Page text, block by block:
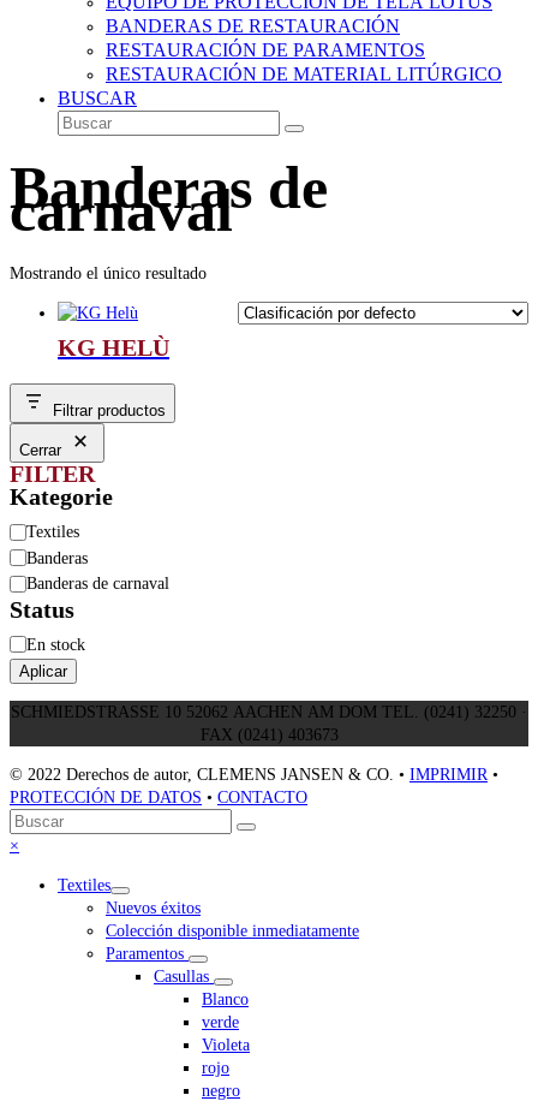
BANDERAS DE RESTAURACIÓN
RESTAURACIÓN DE PARAMENTOS
RESTAURACIÓN DE MATERIAL LITÚRGICO
BUSCAR
Buscar
Enviar
Banderas de
carnaval
Mostrando el único resultado
KG HELÙ
Filtrar productos
Cerrar
FILTER
Kategorie
Categoría
Textiles
Banderas
Banderas de carnaval
Status
Estado
En stock
Aplicar
SCHMIEDSTRASSE 10 52062 AACHEN AM DOM TEL. (0241) 32250 ·
FAX (0241) 403673
© 2022 Derechos de autor, CLEMENS JANSEN & CO. • IMPRIMIR•
PROTECCIÓN DE DATOS • CONTACTO
Volver
arriba
Buscar
Enviar
×
menu
Textiles
Nuevos éxitos
Colección disponible inmediatamente
Paramentos
Casullas
Blanco
verde
Violeta
rojo
negro